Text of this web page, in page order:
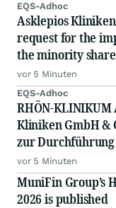
EQS-Adhoc
Asklepios
request for the
the minority
Aktiengesellschaft
vor 5 Minuten
EQS-Adhoc
RHÖN-
Kliniken GmbH &
zur Durchführung
Aktiengesellschaft
vor 5 Minuten
MuniFin Group’s
2026 is published